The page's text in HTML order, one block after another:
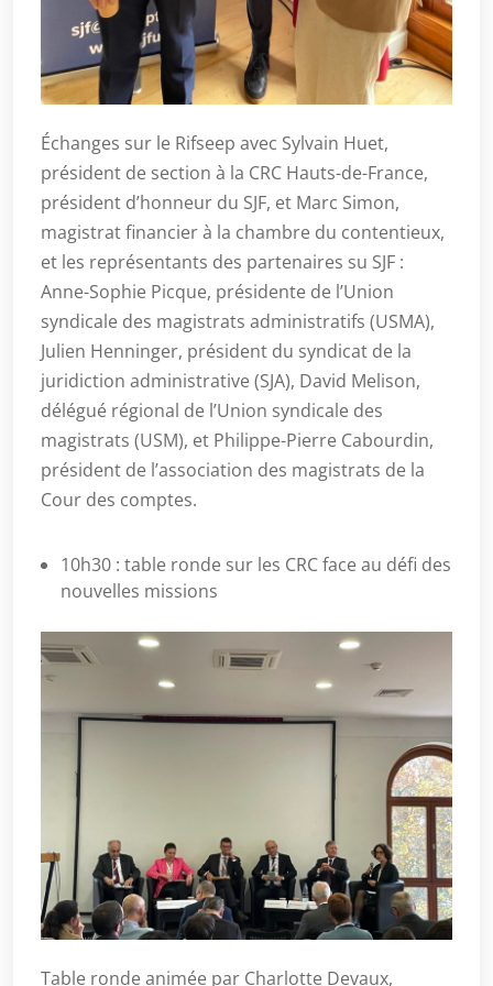
Échanges sur le Rifseep avec Sylvain Huet,
président de section à la CRC Hauts-de-France,
président d’honneur du SJF, et Marc Simon,
magistrat financier à la chambre du contentieux,
et les représentants des partenaires su SJF :
Anne-Sophie Picque, présidente de l’Union
syndicale des magistrats administratifs (USMA),
Julien Henninger, président du syndicat de la
juridiction administrative (SJA), David Melison,
délégué régional de l’Union syndicale des
magistrats (USM), et Philippe-Pierre Cabourdin,
président de l’association des magistrats de la
Cour des comptes.
10h30 : table ronde sur les CRC face au défi des
nouvelles missions
Table ronde animée par Charlotte Devaux,